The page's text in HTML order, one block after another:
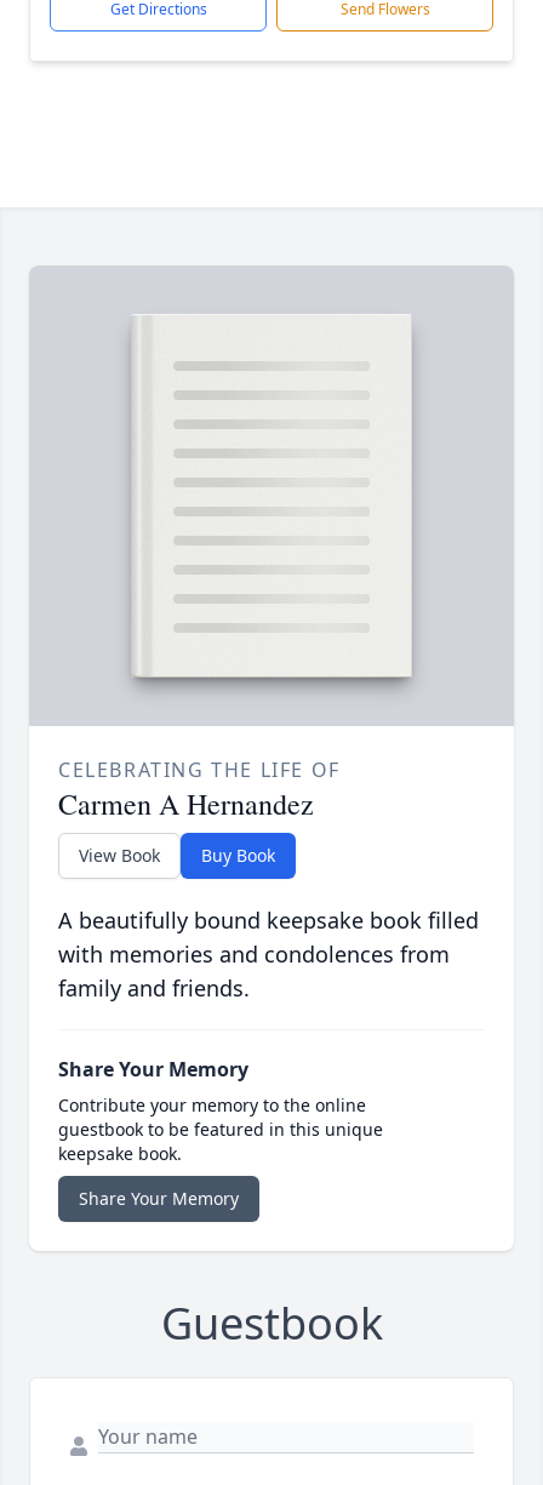
Get Directions Send Flowers
CELEBRATING THE LIFE OF
Carmen A Hernandez
View Book Buy Book
A beautifully bound keepsake book filled
with memories and condolences from
family and friends.
Share Your Memory
Contribute your memory to the online
guestbook to be featured in this unique
keepsake book.
Share Your Memory
Guestbook